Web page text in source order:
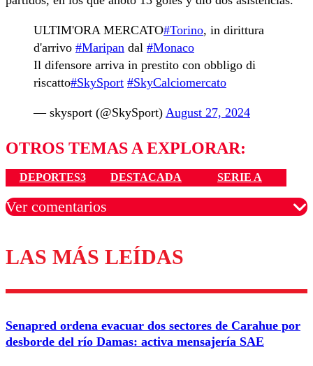
ULTIM'ORA MERCATO#Torino, in dirittura
d'arrivo #Maripan dal #Monaco
Il difensore arriva in prestito con obbligo di
riscatto#SkySport #SkyCalciomercato
— skysport (@SkySport) August 27, 2024
OTROS TEMAS A EXPLORAR:
DEPORTES3 DESTACADA SERIE A
Ver comentarios
Los comentarios son moderados para garantizar un
diálogo respetuoso.
Nombre
Correo
LAS MÁS LEÍDAS
Senapred ordena evacuar dos sectores de Carahue por
desborde del río Damas: activa mensajería SAE